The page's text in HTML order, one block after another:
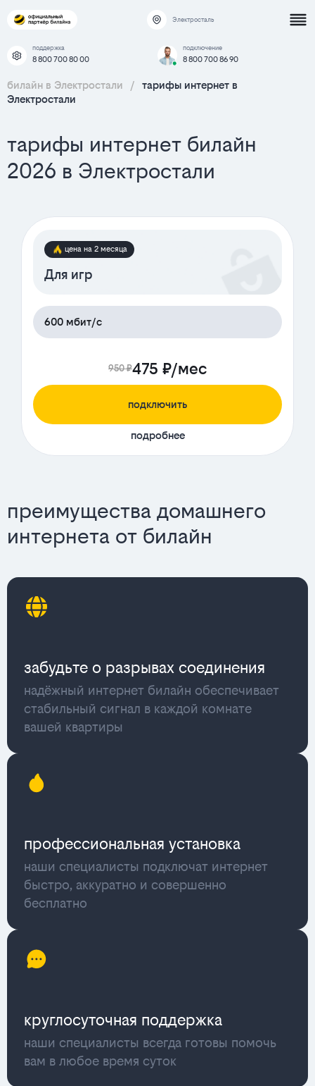
Электросталь
поддержка
8 800 700 80 00
подключение
8 800 700 86 90
билайн в Электростали /
тарифы интернет в
Электростали
тарифы интернет билайн
2026 в Электростали
цена на 2 месяца
Для игр
600 мбит/с
950 ₽475 ₽/мес
подключить
подробнее
преимущества домашнего
интернета от билайн
забудьте о разрывах соединения
надёжный интернет билайн обеспечивает
стабильный сигнал в каждой комнате
вашей квартиры
профессиональная установка
наши специалисты подключат интернет
быстро, аккуратно и совершенно
бесплатно
круглосуточная поддержка
наши специалисты всегда готовы помочь
вам в любое время суток